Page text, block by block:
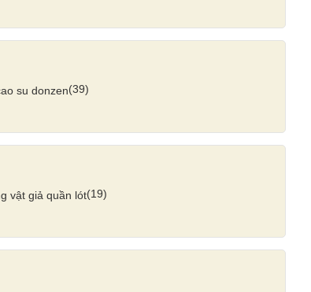
su donzen(39)
vật giả quần lót(19)